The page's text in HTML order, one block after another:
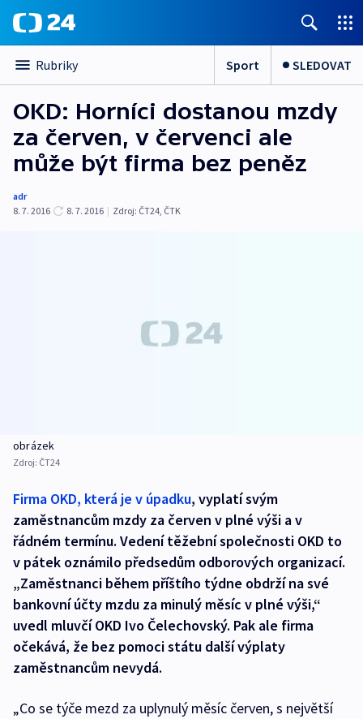
Rubriky Sport SLEDOVAT
OKD: Horníci dostanou mzdy
za červen, v červenci ale
může být firma bez peněz
adr
8. 7. 2016
8. 7. 2016 | Zdroj: ČT24, ČTK
obrázek
Zdroj: ČT24
Firma OKD, která je v úpadku, vyplatí svým
zaměstnancům mzdy za červen v plné výši a v
řádném termínu. Vedení těžební společnosti OKD to
v pátek oznámilo předsedům odborových organizací.
„Zaměstnanci během příštího týdne obdrží na své
bankovní účty mzdu za minulý měsíc v plné výši,“
uvedl mluvčí OKD Ivo Čelechovský. Pak ale firma
očekává, že bez pomoci státu další výplaty
zaměstnancům nevydá.
„Co se týče mezd za uplynulý měsíc červen, s největší